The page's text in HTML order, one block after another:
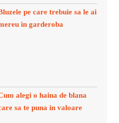
pe care trebuie sa le ai
in garderoba
alegi o haina de blana
sa te puna in valoare